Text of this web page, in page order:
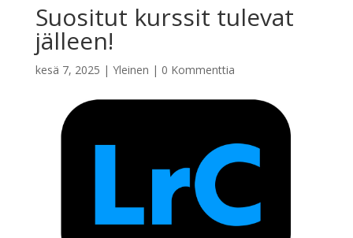
Suositut kurssit tulevat
jälleen!
kesä 7, 2025 | Yleinen | 0 Kommenttia